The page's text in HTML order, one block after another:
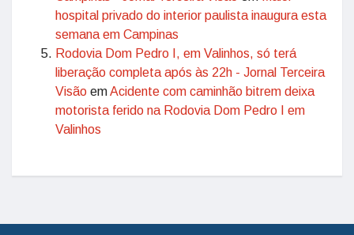
hospital privado do interior paulista inaugura esta
semana em Campinas
Rodovia Dom Pedro I, em Valinhos, só terá
liberação completa após às 22h - Jornal Terceira
Visão emAcidente com caminhão bitrem deixa
motorista ferido na Rodovia Dom Pedro I em
Valinhos